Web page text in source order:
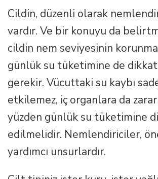
Cildin, düzenli olarak
vardır. Ve bir konuyu da
cildin nem seviyesinin
günlük su tüketimine de
gerekir. Vücuttaki su kaybı
etkilemez, iç organlara da
yüzden günlük su tüketimine
edilmelidir. Nemlendiriciler,
yardımcı unsurlardır.